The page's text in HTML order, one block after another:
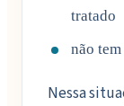
tratado
não
Nessa